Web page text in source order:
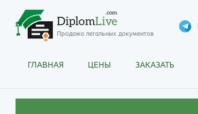
DiplomLive
.com
Продажа легальных документов
ГЛАВНАЯ ЦЕНЫ ЗАКАЗАТЬ